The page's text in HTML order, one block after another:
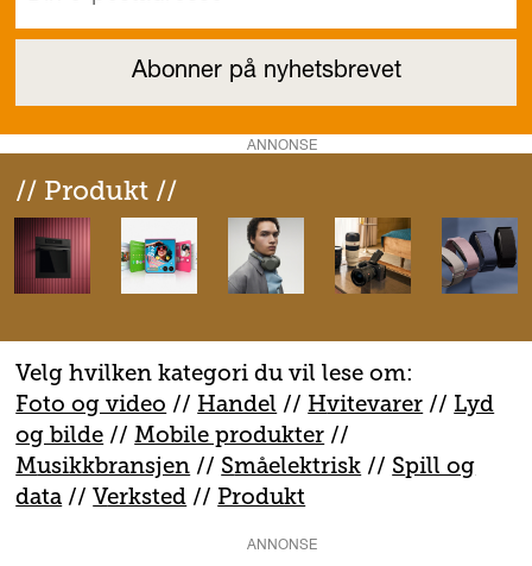
ANNONSE
// Produkt //
Velg hvilken kategori du vil lese om:
Foto og video // Handel // Hvitevarer // Lyd
og bilde //Mobile produkter //
Musikkbransjen // Småelektrisk // Spill og
data //Verksted // Produkt
ANNONSE